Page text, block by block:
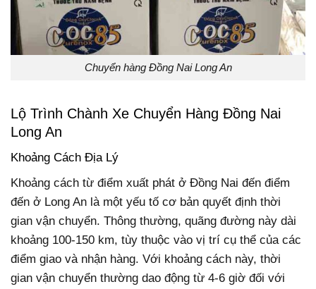
Chuyển hàng Đồng Nai Long An
Lộ Trình Chành Xe Chuyển Hàng Đồng Nai
Long An
Khoảng Cách Địa Lý
Khoảng cách từ điểm xuất phát ở Đồng Nai đến điểm
đến ở Long An là một yếu tố cơ bản quyết định thời
gian vận chuyển. Thông thường, quãng đường này dài
khoảng 100-150 km, tùy thuộc vào vị trí cụ thể của các
điểm giao và nhận hàng. Với khoảng cách này, thời
gian vận chuyển thường dao động từ 4-6 giờ đối với